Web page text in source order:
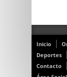
Inicio
Deportes
Contacto